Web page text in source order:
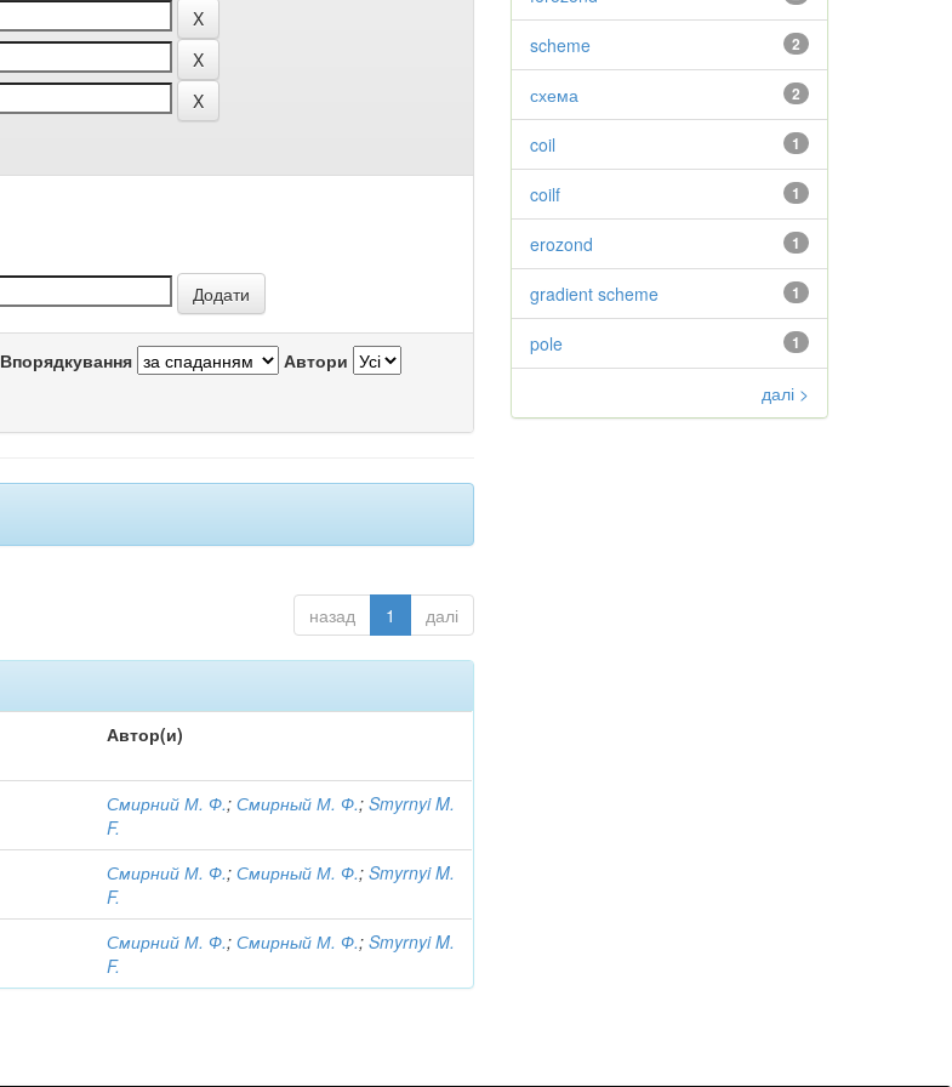
Впорядкування Автори
назад 1 далі
Автор(и)
Смирний М. Ф.;Смирный М. Ф.;Smyrnyi M.
F.
Смирний М. Ф.;Смирный М. Ф.;Smyrnyi M.
F.
Смирний М. Ф.;Смирный М. Ф.;Smyrnyi M.
F.
2
scheme
2
схема
1
coil
1
coilf
1
erozond
1
gradient scheme
1
pole
далі >